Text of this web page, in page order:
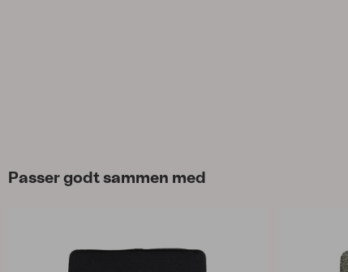
Passer godt sammen med